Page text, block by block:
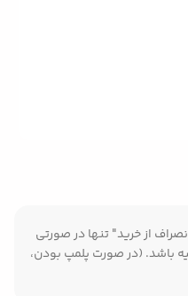
از خرید" تنها در صورتی
باشد. (در صورت پلمپ بودن،